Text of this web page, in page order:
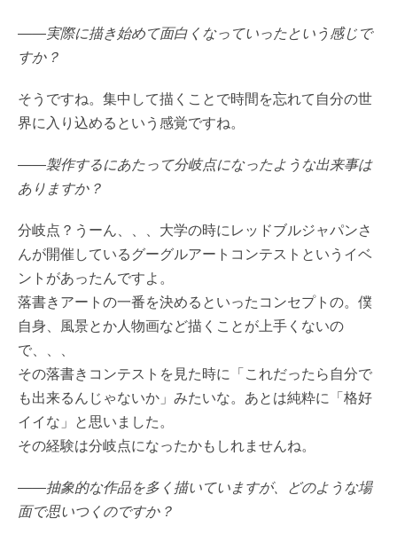
――実際に描き始めて面白くなっていったという感じで
すか？
そうですね。集中して描くことで時間を忘れて自分の世
界に入り込めるという感覚ですね。
――製作するにあたって分岐点になったような出来事は
ありますか？
分岐点？うーん、、、大学の時にレッドブルジャパンさ
んが開催しているグーグルアートコンテストというイベ
ントがあったんですよ。
落書きアートの一番を決めるといったコンセプトの。僕
自身、風景とか人物画など描くことが上手くないの
で、、、
その落書きコンテストを見た時に「これだったら自分で
も出来るんじゃないか」みたいな。あとは純粋に「格好
イイな」と思いました。
その経験は分岐点になったかもしれませんね。
――抽象的な作品を多く描いていますが、どのような場
面で思いつくのですか？